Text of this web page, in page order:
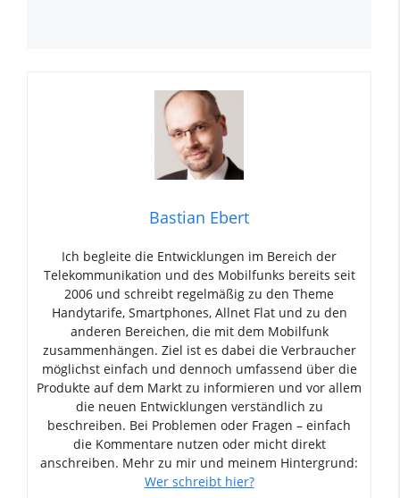
Bastian Ebert
Ich begleite die Entwicklungen im Bereich der
Telekommunikation und des Mobilfunks bereits seit
2006 und schreibt regelmäßig zu den Theme
Handytarife, Smartphones, Allnet Flat und zu den
anderen Bereichen, die mit dem Mobilfunk
zusammenhängen. Ziel ist es dabei die Verbraucher
möglichst einfach und dennoch umfassend über die
Produkte auf dem Markt zu informieren und vor allem
die neuen Entwicklungen verständlich zu
beschreiben. Bei Problemen oder Fragen – einfach
die Kommentare nutzen oder micht direkt
anschreiben. Mehr zu mir und meinem Hintergrund:
Wer schreibt hier?